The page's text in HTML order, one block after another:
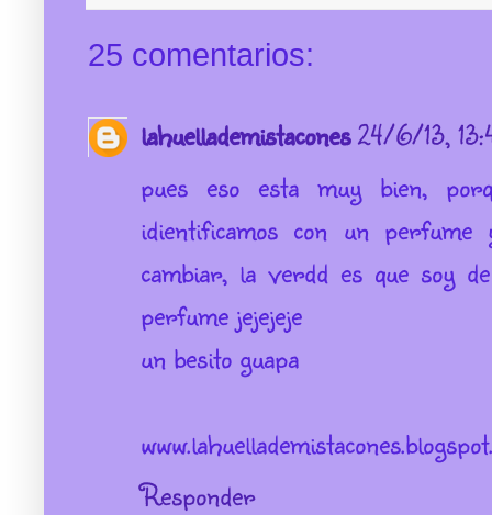
25 comentarios:
lahuellademistacones24/6/13,
pues eso esta muy bien,
idientificamos con un
cambiar, la verdd es que soy
perfume jejejeje
un besito guapa
Responder